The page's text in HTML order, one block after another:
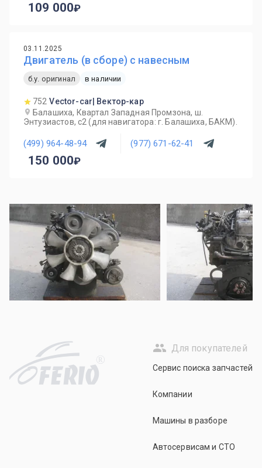
109 000
03.11.2025
Двигатель (в сборе) с навесным
б.у. оригинал в наличии
752 Vector-car| Вектор-кар
Балашиха, Квартал Западная Промзона, ш.
Энтузиастов, с2 (для навигатора: г. Балашиха, БАКМ).
(499) 964-48-94 (977) 671-62-41
150 000
R
Для покупателей
Сервис поиска запчастей
Компании
Машины в разборе
Автосервисам и СТО